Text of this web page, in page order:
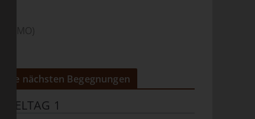
Die nächsten Begegnungen
SPIELTAG 1